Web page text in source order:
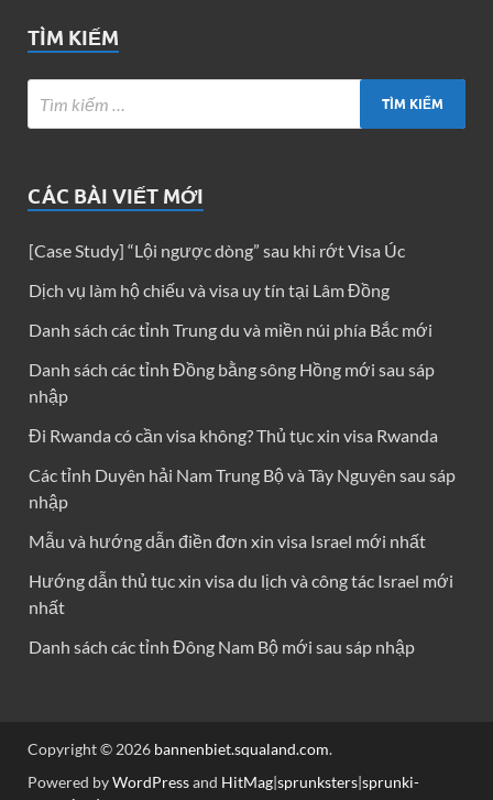
TÌM KIẾM
CÁC BÀI VIẾT MỚI
[Case Study] “Lội ngược dòng” sau khi rớt Visa Úc
Dịch vụ làm hộ chiếu và visa uy tín tại Lâm Đồng
Danh sách các tỉnh Trung du và miền núi phía Bắc mới
Danh sách các tỉnh Đồng bằng sông Hồng mới sau sáp
nhập
Đi Rwanda có cần visa không? Thủ tục xin visa Rwanda
Các tỉnh Duyên hải Nam Trung Bộ và Tây Nguyên sau sáp
nhập
Mẫu và hướng dẫn điền đơn xin visa Israel mới nhất
Hướng dẫn thủ tục xin visa du lịch và công tác Israel mới
nhất
Danh sách các tỉnh Đông Nam Bộ mới sau sáp nhập
Copyright © 2026 bannenbiet.squaland.com.
Powered byWordPressand HitMag|sprunksters|sprunki-